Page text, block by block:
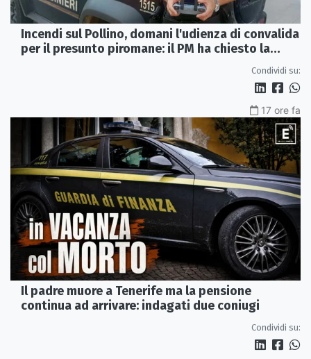
Incendi sul Pollino, domani l'udienza di convalida
per il presunto piromane: il PM ha chiesto la
Condividi su:
17 ore fa
Il padre muore a Tenerife ma la pensione
continua ad arrivare: indagati due coniugi
Condividi su: